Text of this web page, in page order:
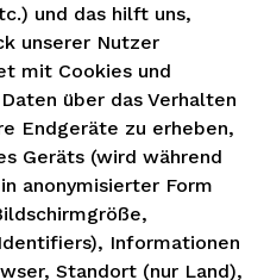
und das hilft uns,
unserer Nutzer
mit Cookies und
über das Verhalten
Endgeräte zu erheben,
Geräts (wird während
anonymisierter Form
Informationen
Standort (nur Land),